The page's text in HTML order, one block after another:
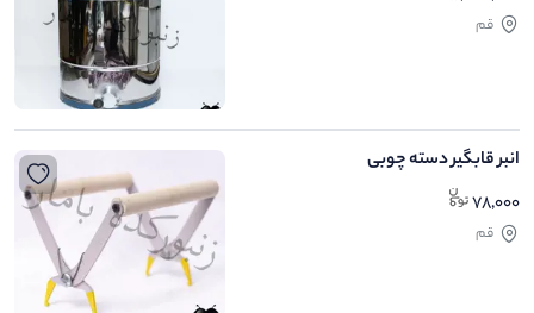
قم
انبر قابگیر دسته چوبی
78,000
قم